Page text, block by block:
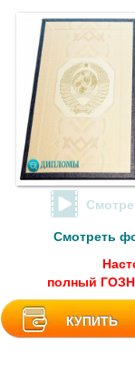
Смотреть
полный
КУПИТЬ